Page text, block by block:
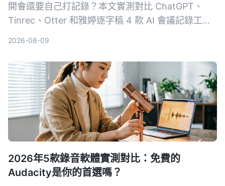
開會還要自己打記錄？本文實測對比 ChatGPT、
Tinrec、Otter 和雅婷逐字稿 4 款 AI 會議記錄工
2026-08-09
2026年5款錄音軟體實測對比：免費的
Audacity是你的首選嗎？